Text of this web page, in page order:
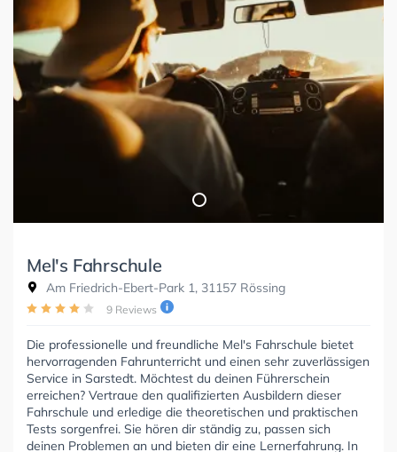
Mel's Fahrschule
Am Friedrich-Ebert-Park 1, 31157 Rössing
9 Reviews
Die professionelle und freundliche Mel's Fahrschule bietet
hervorragenden Fahrunterricht und einen sehr zuverlässigen
Service in Sarstedt. Möchtest du deinen Führerschein
erreichen? Vertraue den qualifizierten Ausbildern dieser
Fahrschule und erledige die theoretischen und praktischen
Tests sorgenfrei. Sie hören dir ständig zu, passen sich
deinen Problemen an und bieten dir eine Lernerfahrung. In